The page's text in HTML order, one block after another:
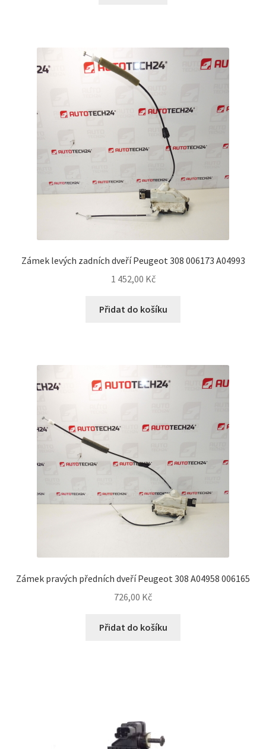
Zámek levých zadních dveří Peugeot 308 006173 A04993
1 452,00 Kč
Přidat do košíku
Zámek pravých předních dveří Peugeot 308 A04958 006165
726,00 Kč
Přidat do košíku